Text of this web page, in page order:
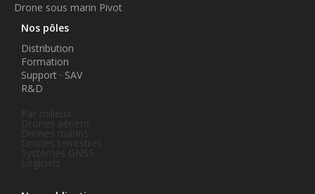
Drone sous marin Pivot
Nos pôles
Distribution
Formation
Support · SAV
R&D
Drones aériens
Drones marins
Drones terrestres
Systèmes GNSS
Logiciels